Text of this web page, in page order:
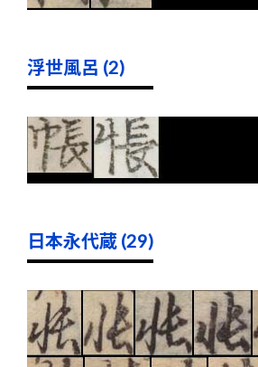
浮世風呂 (2)
日本永代蔵 (29)